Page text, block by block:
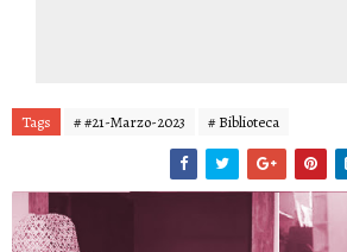
Tags # #21-Marzo-2023 # Biblioteca